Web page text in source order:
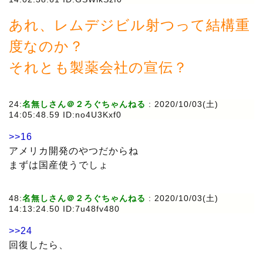
あれ、レムデジビル射つって結構重
度なのか？
それとも製薬会社の宣伝？
24:名無しさん＠２ろぐちゃんねる : 2020/10/03(土)
14:05:48.59 ID:no4U3Kxf0
>>16
アメリカ開発のやつだからね
まずは国産使うでしょ
48:名無しさん＠２ろぐちゃんねる : 2020/10/03(土)
14:13:24.50 ID:7u48fv480
>>24
回復したら、